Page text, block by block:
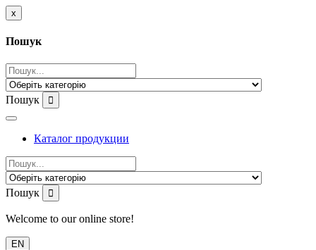
x
Пошук
Пошук
Каталог продукции
Пошук
Welcome to our online store!
EN